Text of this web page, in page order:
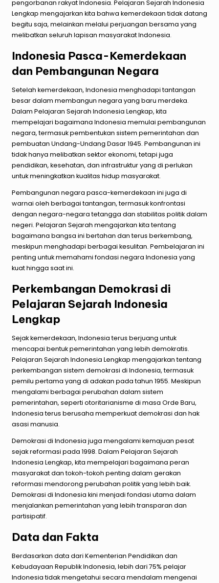
pengorbanan rakyat Indonesia. Pelajaran Sejarah Indonesia
Lengkap mengajarkan kita bahwa kemerdekaan tidak datang
begitu saja, melainkan melalui perjuangan bersama yang
melibatkan seluruh lapisan masyarakat Indonesia.
Indonesia Pasca-Kemerdekaan
dan Pembangunan Negara
Setelah kemerdekaan, Indonesia menghadapi tantangan
besar dalam membangun negara yang baru merdeka.
Dalam Pelajaran Sejarah Indonesia Lengkap, kita
mempelajari bagaimana Indonesia memulai pembangunan
negara, termasuk pembentukan sistem pemerintahan dan
pembuatan Undang-Undang Dasar 1945. Pembangunan ini
tidak hanya melibatkan sektor ekonomi, tetapi juga
pendidikan, kesehatan, dan infrastruktur yang di perlukan
untuk meningkatkan kualitas hidup masyarakat.
Pembangunan negara pasca-kemerdekaan ini juga di
warnai oleh berbagai tantangan, termasuk konfrontasi
dengan negara-negara tetangga dan stabilitas politik dalam
negeri. Pelajaran Sejarah mengajarkan kita tentang
bagaimana bangsa ini bertahan dan terus berkembang,
meskipun menghadapi berbagai kesulitan. Pembelajaran ini
penting untuk memahami fondasi negara Indonesia yang
kuat hingga saat ini.
Perkembangan Demokrasi di
Pelajaran Sejarah Indonesia
Lengkap
Sejak kemerdekaan, Indonesia terus berjuang untuk
mencapai bentuk pemerintahan yang lebih demokratis.
Pelajaran Sejarah Indonesia Lengkap mengajarkan tentang
perkembangan sistem demokrasi di Indonesia, termasuk
pemilu pertama yang di adakan pada tahun 1955. Meskipun
mengalami berbagai perubahan dalam sistem
pemerintahan, seperti otoritarianisme di masa Orde Baru,
Indonesia terus berusaha memperkuat demokrasi dan hak
asasi manusia.
Demokrasi di Indonesia juga mengalami kemajuan pesat
sejak reformasi pada 1998. Dalam Pelajaran Sejarah
Indonesia Lengkap, kita mempelajari bagaimana peran
masyarakat dan tokoh-tokoh penting dalam gerakan
reformasi mendorong perubahan politik yang lebih baik.
Demokrasi di Indonesia kini menjadi fondasi utama dalam
menjalankan pemerintahan yang lebih transparan dan
partisipatif.
Data dan Fakta
Berdasarkan data dari Kementerian Pendidikan dan
Kebudayaan Republik Indonesia, lebih dari 75% pelajar
Indonesia tidak mengetahui secara mendalam mengenai